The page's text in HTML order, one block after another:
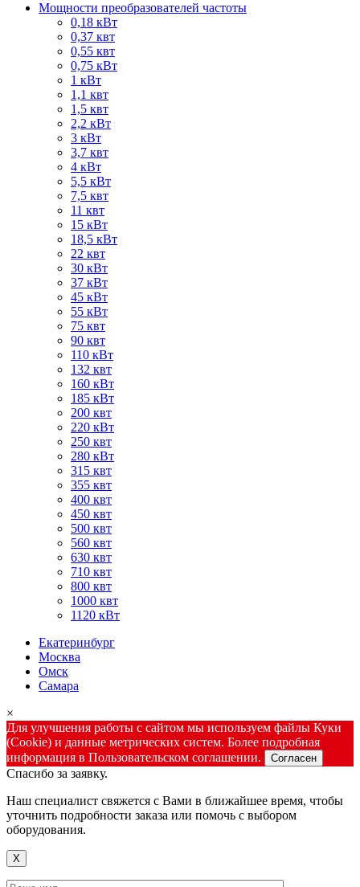
Мощности преобразователей частоты
0,18 кВт
0,37 квт
0,55 квт
0,75 кВт
1 кВт
1,1 квт
1,5 квт
2,2 кВт
3 кВт
3,7 квт
4 кВт
5,5 кВт
7,5 квт
11 квт
15 кВт
18,5 кВт
22 квт
30 кВт
37 кВт
45 кВт
55 кВт
75 квт
90 квт
110 кВт
132 квт
160 кВт
185 кВт
200 квт
220 кВт
250 квт
280 кВт
315 квт
355 квт
400 квт
450 квт
500 квт
560 квт
630 квт
710 квт
800 квт
1000 квт
1120 кВт
Екатеринбург
Москва
Омск
Самара
×
Для улучшения работы с сайтом мы используем файлы Куки
(Cookie) и данные метрических систем. Более подробная
информация в Пользовательском соглашении.
Согласен
Спасибо за заявку.
Наш специалист свяжется с Вами в ближайшее время, чтобы
уточнить подробности заказа или помочь с выбором
оборудования.
X